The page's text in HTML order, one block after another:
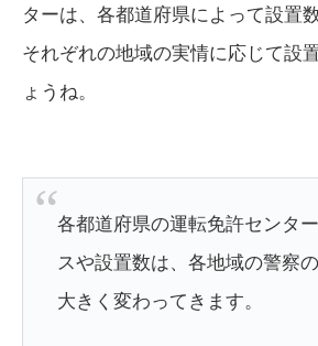
ターは、各都道府県によって設置
それぞれの地域の実情に応じて設
ょうね。
各都道府県の運転免許センタ
スや設置数は、各地域の警察
大きく変わってきます。